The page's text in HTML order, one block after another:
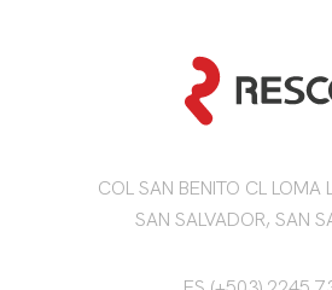
COL SAN BENITO CL LOMA
SAN SALVADOR, SAN